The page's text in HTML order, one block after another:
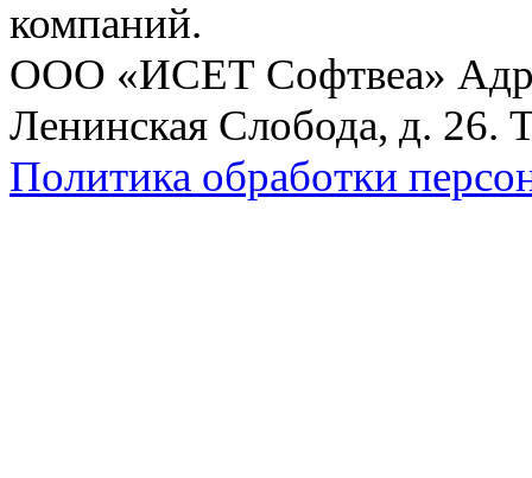
компаний.
ООО «ИСЕТ Софтвеа»
Ленинская Слобода, д. 26.
Политика обработки